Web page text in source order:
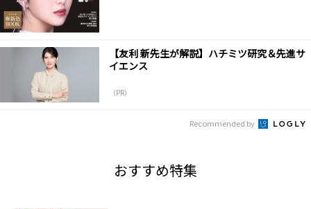
【友利 新先生が解説】ハチミツ研究＆先進サ
イエンス
（PR）
Recommended by
おすすめ特集